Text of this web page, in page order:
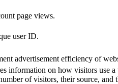
page views.
user ID.
advertisement efficiency of
information on how visitors use
of visitors, their source, and